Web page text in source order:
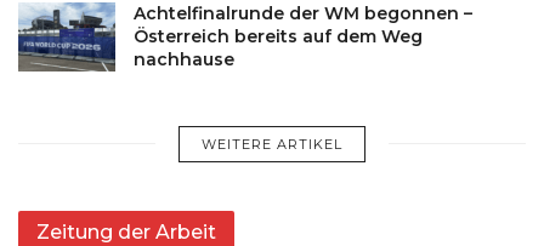
Achtelfinalrunde der WM begonnen –
Österreich bereits auf dem Weg
nachhause
WEITERE ARTIKEL
Zeitung der Arbeit